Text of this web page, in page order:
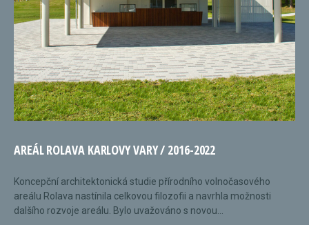
AREÁL ROLAVA KARLOVY VARY / 2016-2022
Koncepční architektonická studie přírodního volnočasového
areálu Rolava nastínila celkovou filozofii a navrhla možnosti
dalšího rozvoje areálu. Bylo uvažováno s novou...